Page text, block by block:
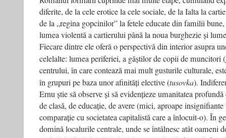
diferite, de la cele erotice la cele sociale, de la Ialta la
de la „regina gopcinilor” la fetele educate din familii
lumea violentă a cartierului până la noua burghezie și
Fiecare dintre ele oferă o perspectivă din interior asupra
celelalte: lumea periferiei, a găștilor de copii de muncitori (
centrului, în care contează mai mult gusturile culturale,
în grupuri pe baza unor afinități elective (tusovka).
Ernu știe să observe și să evidențieze umanitatea profundă
de clasă, de educație, de avere (mici, aproape
comparație cu societatea capitalistă care a înlocuit-o). În
domină localurile centrale, unde se întâlnesc atât oameni